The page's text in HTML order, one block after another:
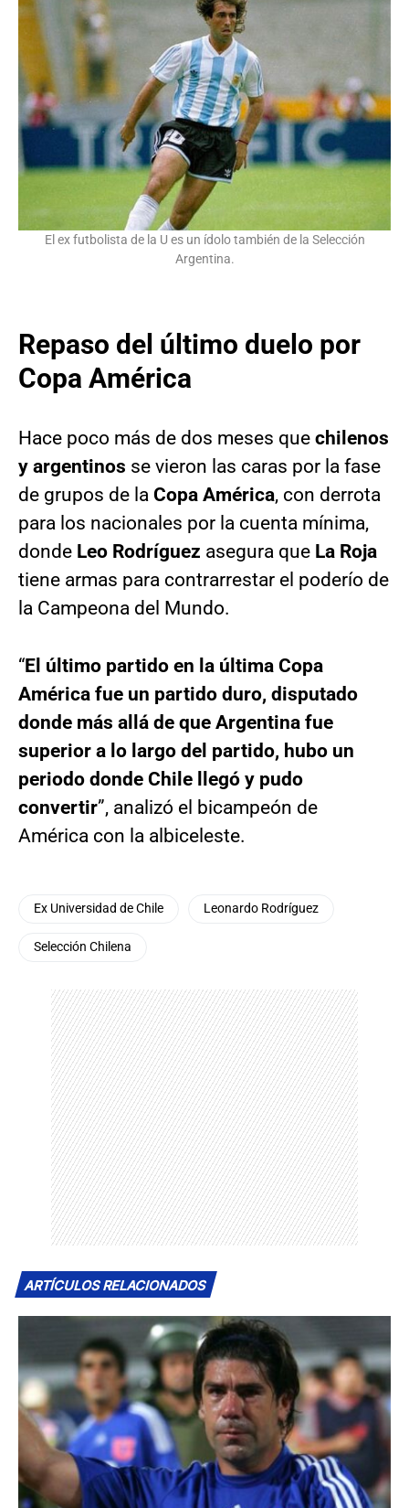
El ex futbolista de la U es un ídolo también de la Selección
Argentina.
Repaso del último duelo por
Copa América
Hace poco más de dos meses que chilenos
y argentinos se vieron las caras por la fase
de grupos de la Copa América, con derrota
para los nacionales por la cuenta mínima,
donde Leo Rodríguez asegura que La Roja
tiene armas para contrarrestar el poderío de
la Campeona del Mundo.
“El último partido en la última Copa
América fue un partido duro, disputado
donde más allá de que Argentina fue
superior a lo largo del partido, hubo un
periodo donde Chile llegó y pudo
convertir”, analizó el bicampeón de
América con la albiceleste.
Ex Universidad de Chile Leonardo Rodríguez
Selección Chilena
ARTÍCULOS RELACIONADOS